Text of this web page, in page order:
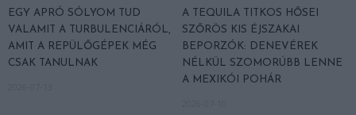
EGY APRÓ SÓLYOM TUD
VALAMIT A TURBULENCIÁRÓL,
AMIT A REPÜLŐGÉPEK MÉG
CSAK TANULNAK
A TEQUILA TITKOS HŐSEI
SZŐRÖS KIS ÉJSZAKAI
BEPORZÓK: DENEVÉREK
NÉLKÜL SZOMORÚBB LENNE
A MEXIKÓI POHÁR